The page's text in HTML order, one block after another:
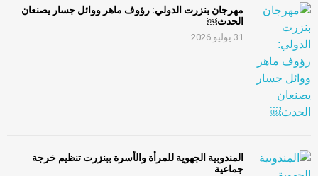
مهرجان بنزرت الدولي: رؤوف ماهر ووائل جسار يصنعان
الحدث￼
31 يوليو 2026
المندوبية الجهوية للمرأة والأسرة ببنزرت تنظيم خرجة
جماعية